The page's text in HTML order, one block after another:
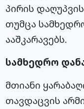
პირის
თუმცა
ააშკარავებს.
სამხედრო
მთიანი
თავდაცვის